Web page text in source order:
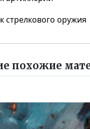
стрелкового оружия
похожие